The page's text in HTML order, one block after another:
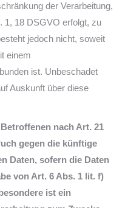
der Verarbeitung,
1, 18 DSGVO erfolgt, zu
jedoch nicht, soweit
einem
ist. Unbeschadet
Auskunft über diese
nach Art. 21
gegen die künftige
Daten, sofern die Daten
von Art. 6 Abs. 1 lit. f)
ist ein